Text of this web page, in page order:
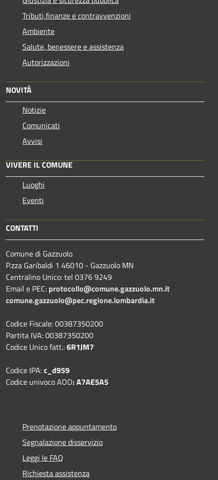
Tributi,finanze e contravvenzioni
Ambiente
Salute, benessere e assistenza
Autorizzazioni
NOVITÀ
Notizie
Comunicati
Avvisi
VIVERE IL COMUNE
Luoghi
Eventi
CONTATTI
Comune di Gazzuolo
P.zza Garibaldi 1 46010 - Gazzuolo MN
Centralino Unico: tel 0376 9249
Email e PEC: protocollo@comune.gazzuolo.mn.it
comune.gazzuolo@pec.regione.lombardia.it
Codice Fiscale: 00387350200
Partita IVA: 00387350200
Codice Unico fatt.:6R1JM7
Codice IPA:c_d959
Codice univoco AOO: A7AE5A5
Prenotazione appuntamento
Segnalazione disservizio
Leggi le FAQ
Richiesta assistenza